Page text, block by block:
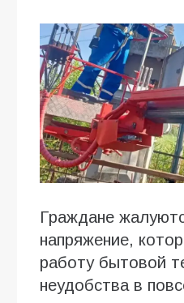
Граждане
напряжение,
работу бытовой
неудобства в